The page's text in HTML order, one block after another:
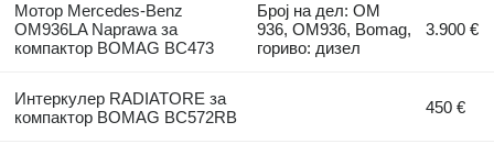
Мотор Mercedes-Benz
OM936LA Naprawa за
компактор BOMAG BC473
Број на дел: OM
936, OM936, Bomag,
гориво: дизел
3.900 €
Интеркулер RADIATORE за
компактор BOMAG BC572RB
450 €